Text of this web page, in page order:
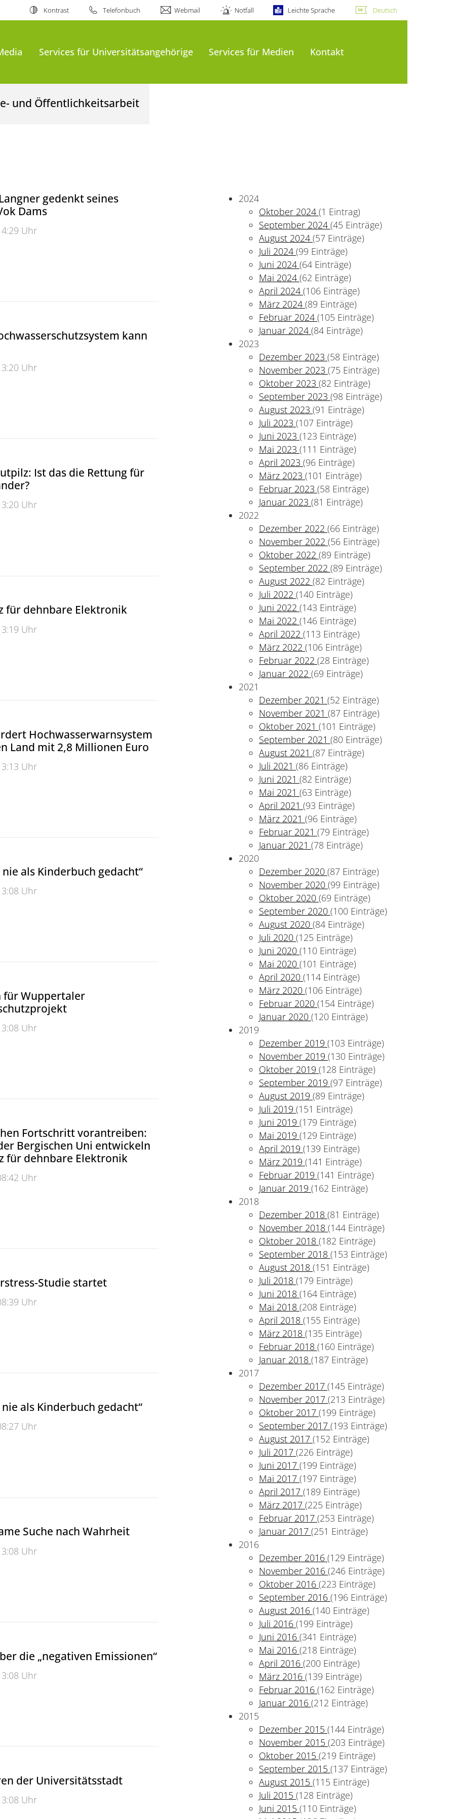
Kontrast Telefonbuch Webmail Notfall Leichte Sprache Deutsch
Services für Universitätsangehörige Services für Medien Kontakt
und Öffentlichkeitsarbeit
gedenkt seines
Dams
Uhr
gedenkt seines Vorgängers Vok Dams
kann
Uhr
kann kommen
Ist das die Rettung für
Uhr
Ist das die Rettung für Feuersalamander?
für dehnbare Elektronik
Uhr
dehnbare Elektronik
Hochwasserwarnsystem
Land mit 2,8 Millionen Euro
Uhr
Hochwasserwarnsystem im Bergischen Land mit 2,8 Millionen Euro
nie als Kinderbuch gedacht“
Uhr
als Kinderbuch gedacht“
für Wuppertaler
Uhr
Wuppertaler Hochwasserschutzprojekt
Fortschritt vorantreiben:
Bergischen Uni entwickeln
für dehnbare Elektronik
Uhr
Fortschritt vorantreiben: Forschende der Bergischen Uni entwickeln neuen Ansatz für dehnbare Elektronik
Studie startet
Uhr
Studie startet
nie als Kinderbuch gedacht“
Uhr
als Kinderbuch gedacht“
Suche nach Wahrheit
Uhr
Suche nach Wahrheit
die „negativen Emissionen“
Uhr
die „negativen Emissionen“
der Universitätsstadt
Uhr
2024
Oktober 2024(1 Eintrag)
September 2024(45 Einträge)
August 2024(57 Einträge)
Juli 2024(99 Einträge)
Juni 2024(64 Einträge)
Mai 2024(62 Einträge)
April 2024(106 Einträge)
März 2024(89 Einträge)
Februar 2024(105 Einträge)
Januar 2024(84 Einträge)
2023
Dezember 2023(58 Einträge)
November 2023(75 Einträge)
Oktober 2023(82 Einträge)
September 2023(98 Einträge)
August 2023(91 Einträge)
Juli 2023(107 Einträge)
Juni 2023(123 Einträge)
Mai 2023(111 Einträge)
April 2023(96 Einträge)
März 2023(101 Einträge)
Februar 2023(58 Einträge)
Januar 2023(81 Einträge)
2022
Dezember 2022(66 Einträge)
November 2022(56 Einträge)
Oktober 2022(89 Einträge)
September 2022(89 Einträge)
August 2022(82 Einträge)
Juli 2022(140 Einträge)
Juni 2022(143 Einträge)
Mai 2022(146 Einträge)
April 2022(113 Einträge)
März 2022(106 Einträge)
Februar 2022(28 Einträge)
Januar 2022(69 Einträge)
2021
Dezember 2021(52 Einträge)
November 2021(87 Einträge)
Oktober 2021(101 Einträge)
September 2021(80 Einträge)
August 2021(87 Einträge)
Juli 2021(86 Einträge)
Juni 2021(82 Einträge)
Mai 2021(63 Einträge)
April 2021(93 Einträge)
März 2021(96 Einträge)
Februar 2021(79 Einträge)
Januar 2021(78 Einträge)
2020
Dezember 2020(87 Einträge)
November 2020(99 Einträge)
Oktober 2020(69 Einträge)
September 2020(100 Einträge)
August 2020(84 Einträge)
Juli 2020(125 Einträge)
Juni 2020(110 Einträge)
Mai 2020(101 Einträge)
April 2020(114 Einträge)
März 2020(106 Einträge)
Februar 2020(154 Einträge)
Januar 2020(120 Einträge)
2019
Dezember 2019(103 Einträge)
November 2019(130 Einträge)
Oktober 2019(128 Einträge)
September 2019(97 Einträge)
August 2019(89 Einträge)
Juli 2019(151 Einträge)
Juni 2019(179 Einträge)
Mai 2019(129 Einträge)
April 2019(139 Einträge)
März 2019(141 Einträge)
Februar 2019(141 Einträge)
Januar 2019(162 Einträge)
2018
Dezember 2018(81 Einträge)
November 2018(144 Einträge)
Oktober 2018(182 Einträge)
September 2018(153 Einträge)
August 2018(151 Einträge)
Juli 2018(179 Einträge)
Juni 2018(164 Einträge)
Mai 2018(208 Einträge)
April 2018(155 Einträge)
März 2018(135 Einträge)
Februar 2018(160 Einträge)
Januar 2018(187 Einträge)
2017
Dezember 2017(145 Einträge)
November 2017(213 Einträge)
Oktober 2017(199 Einträge)
September 2017(193 Einträge)
August 2017(152 Einträge)
Juli 2017(226 Einträge)
Juni 2017(199 Einträge)
Mai 2017(197 Einträge)
April 2017(189 Einträge)
März 2017(225 Einträge)
Februar 2017(253 Einträge)
Januar 2017(251 Einträge)
2016
Dezember 2016(129 Einträge)
November 2016(246 Einträge)
Oktober 2016(223 Einträge)
September 2016(196 Einträge)
August 2016(140 Einträge)
Juli 2016(199 Einträge)
Juni 2016(341 Einträge)
Mai 2016(218 Einträge)
April 2016(200 Einträge)
März 2016(139 Einträge)
Februar 2016(162 Einträge)
Januar 2016(212 Einträge)
2015
Dezember 2015(144 Einträge)
November 2015(203 Einträge)
Oktober 2015(219 Einträge)
September 2015(137 Einträge)
August 2015(115 Einträge)
Juli 2015(128 Einträge)
Juni 2015(110 Einträge)